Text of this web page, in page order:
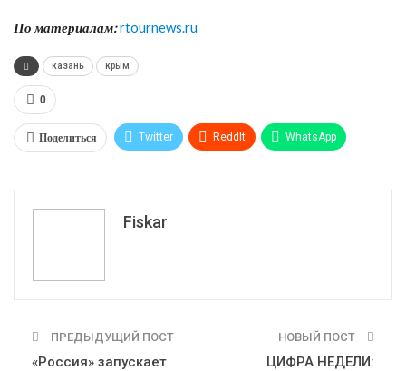
По материалам:rtournews.ru
казань крым
0
Поделиться Twitter ReddIt WhatsApp
Fiskar
ПРЕДЫДУЩИЙ ПОСТ
«Россия» запускает
НОВЫЙ ПОСТ
ЦИФРА НЕДЕЛИ: